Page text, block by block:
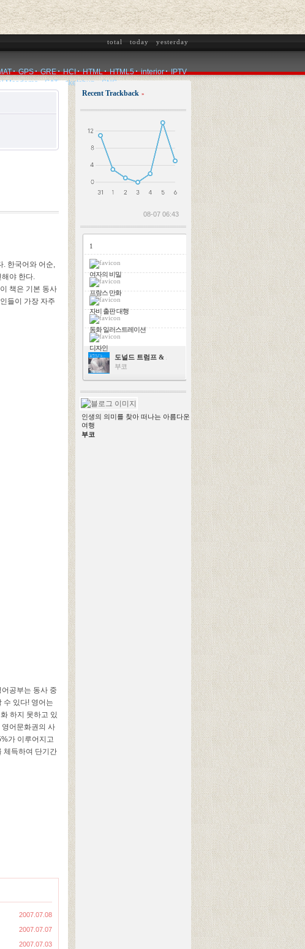
total today yesterday
GPS GRE HCI HTML HTML5 interior
IPTV
Mcadams SAT sketchup SNS
Recent Trackback »
08-07 06:43
1
여자의 비밀
프랑스 만화
자비 출판 대행
동화 일러스트레이션
디자인
도널드 트럼프 & 스칼렛 요한슨
부코
인생의 의미를 찾아 떠나는 아름다운
여행
부코
. 한국어와 어순,
야 한다.
책은 기본 동사
들이 가장 자주
공부는 동사 중
수 있다! 영어는
하지 못하고 있
어문화권의 사
가 이루어지고
체득하여 단기간
2007.07.08
2007.07.07
2007.07.03